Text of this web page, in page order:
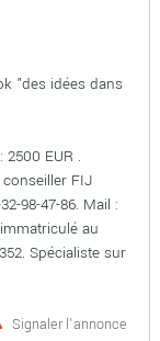
"des idées dans
EUR .
FIJ
98-47-86. Mail :
au
Spécialiste sur
Signaler l'annonce